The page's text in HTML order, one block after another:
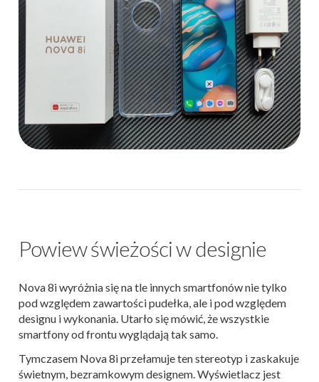
Powiew świeżości w designie
Nova 8i wyróżnia się na tle innych smartfonów nie tylko
pod względem zawartości pudełka, ale i pod względem
designu i wykonania. Utarło się mówić, że wszystkie
smartfony od frontu wyglądają tak samo.
Tymczasem Nova 8i przełamuje ten stereotyp i zaskakuje
świetnym, bezramkowym designem. Wyświetlacz jest